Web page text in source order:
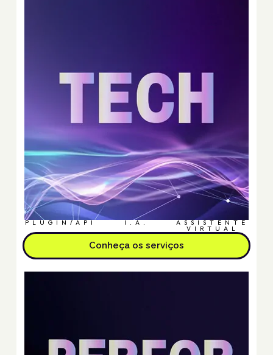
PLUGIN/API I.A. ASSISTENTE
VIRTUAL
Conheça os serviços